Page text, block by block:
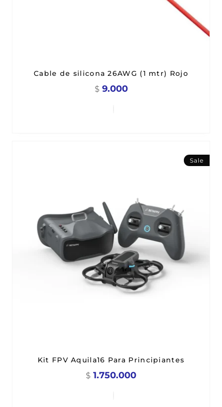
Cable de silicona 26AWG (1 mtr) Rojo
$ 9.000
Sale
Kit FPV Aquila16 Para Principiantes
$ 1.750.000